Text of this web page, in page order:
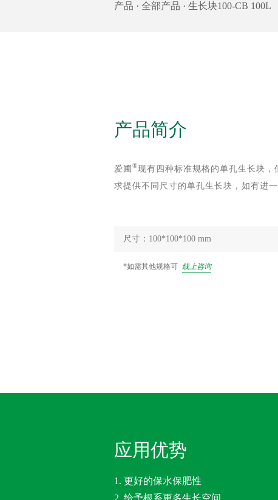
产品 ·全部产品 · 生长块100-CB 100L
产品简介
爱圃®现有四种标准规格的单孔生长块，
求提供不同尺寸的单孔生长块，如有进
尺寸：100*100*100 mm
*如需其他规格可 线上咨询
应用优势
1. 更好的保水保肥性